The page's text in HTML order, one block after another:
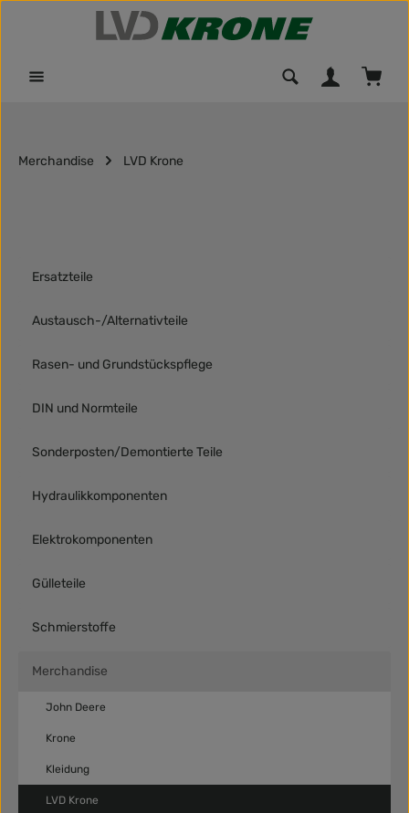
Zum Hauptinhalt springen
Merchandise LVD Krone
Ersatzteile
Austausch-/Alternativteile
Rasen- und Grundstückspflege
DIN und Normteile
Sonderposten/Demontierte Teile
Hydraulikkomponenten
Elektrokomponenten
Gülleteile
Schmierstoffe
Merchandise
John Deere
Krone
Kleidung
LVD Krone